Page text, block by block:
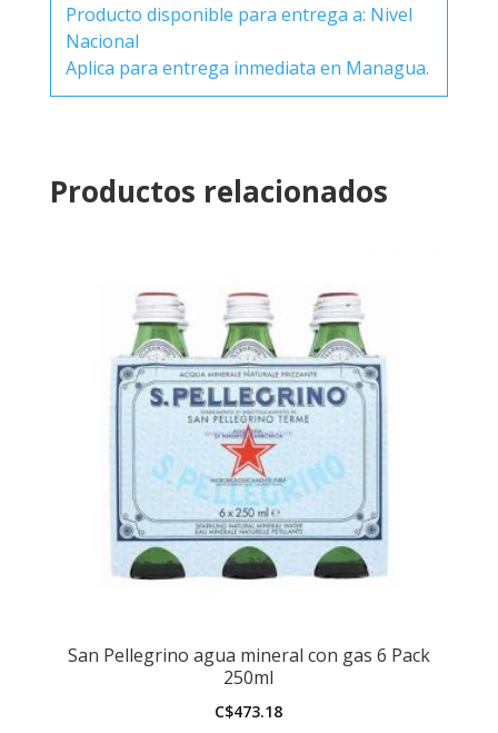
Producto disponible para entrega a: Nivel
Nacional
Aplica para entrega inmediata en Managua.
Productos relacionados
San Pellegrino agua mineral con gas 6 Pack
250ml
C$473.18